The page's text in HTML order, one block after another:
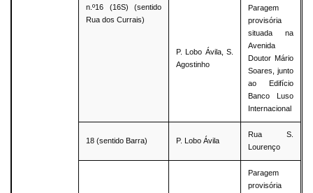
n.º16 (16S) (sentido
Rua dos Currais)
P. Lobo Ávila, S.
Agostinho
Paragem
provisória
situada na
Avenida
Doutor Mário
Soares, junto
ao Edifício
Banco Luso
Internacional
18 (sentido Barra) P. Lobo Ávila
Rua S.
Lourenço
Paragem
provisória